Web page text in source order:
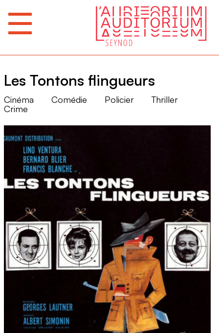
Les Tontons flingueurs
Cinéma Comédie Policier
Thriller
Crime